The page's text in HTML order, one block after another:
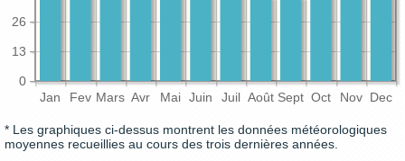
Jan Fev Mars Avr Mai Juin Juil Août Sept Oct Nov Dec
0
13
26
* Les graphiques ci-dessus montrent les données météorologiques
moyennes recueillies au cours des trois dernières années.